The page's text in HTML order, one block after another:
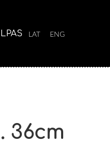
LAT ENG
36cm